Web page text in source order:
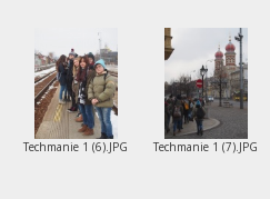
Techmanie 1 (6).JPG Techmanie 1 (7).JPG